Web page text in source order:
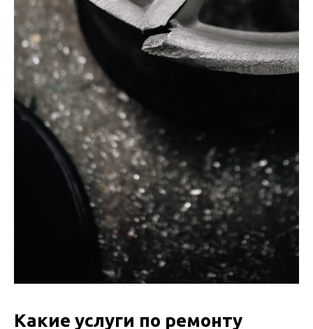
Какие услуги по ремонту